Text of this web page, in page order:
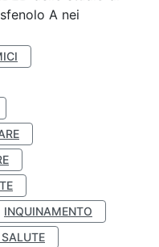
A nei
INQUINAMENTO